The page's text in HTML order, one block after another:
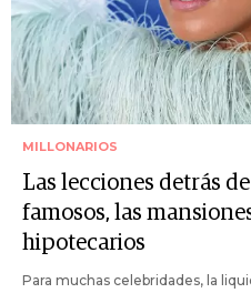
MILLONARIOS
Las lecciones detrás
famosos, las
hipotecarios
Para muchas celebridades, la